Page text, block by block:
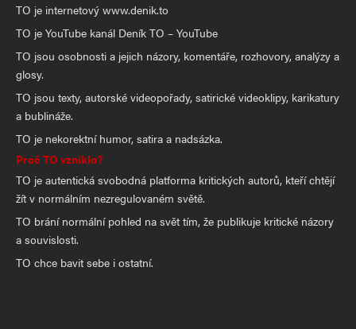
TO je internetový www.denik.to
TO je YouTube kanál Deník TO – YouTube
TO jsou osobnosti a jejich názory, komentáře, rozhovory, analýzy a
glosy.
TO jsou texty, autorské videopořady, satirické videoklipy, karikatury
a bublináže.
TO je nekorektní humor, satira a nadsázka.
Proč TO vzniklo?
TO je autentická svobodná platforma kritických autorů, kteří chtějí
žít v normálním nezregulovaném světě.
TO brání normální pohled na svět tím, že publikuje kritické názory
a souvislosti.
TO chce bavit sebe i ostatní.